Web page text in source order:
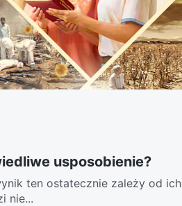
usposobienie?
ten ostatecznie zależy od ich
nie...